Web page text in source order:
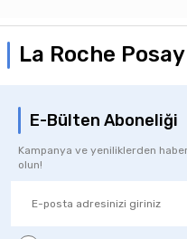
La Roche
E-Bülten Aboneliği
Kampanya ve yeniliklerden
olun!